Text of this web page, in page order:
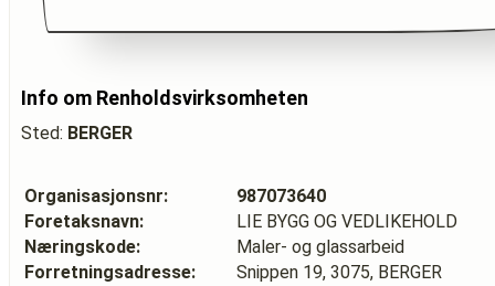
Info om Renholdsvirksomheten
Sted: BERGER
Organisasjonsnr:
987073640
Foretaksnavn:
LIE BYGG OG VEDLIKEHOLD
Næringskode:
Maler- og glassarbeid
Forretningsadresse:
Snippen 19, 3075, BERGER